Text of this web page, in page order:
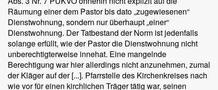
Räumung einer dem Pastor bis dato „zugewiesenen“
Dienstwohnung, sondern nur überhaupt „einer“
Dienstwohnung. Der Tatbestand der Norm ist jedenfalls
solange erfüllt, wie der Pastor die Dienstwohnung nicht
unberechtigterweise innehat. Eine mangelnde
Berechtigung war hier allerdings nicht anzunehmen, zumal
der Kläger auf der [...]. Pfarrstelle des Kirchenkreises nach
wie vor für einen kirchlichen Träger tätig war, seinen